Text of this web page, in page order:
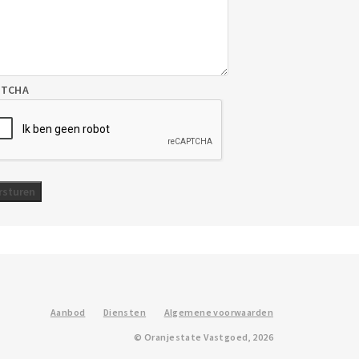
Aanbod Diensten Algemene voorwaarden
© Oranjestate Vastgoed, 2026